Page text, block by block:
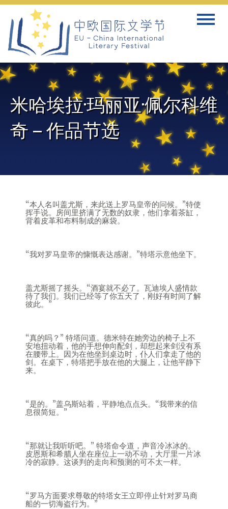
Skip
content
Toggle
米哈埃拉·玛丽亚·佩尔科维
奇 – 作品节选
“本人名叫盖尤斯，来此送上罗马皇帝的问候。”特使
挥手说。房间里挤满了无数的奴隶，他们拿着茶缸，
背着皮革和布料制成的麻袋。
“我对罗马皇帝的慷慨表达感谢。”特塔示意他坐下。
盖尤斯摇了摇头。“酒宴就不必了。瓦迪埃人盛情款
待了我们。我们已经等了你五天了，刚好有时间了解
彼此。”
“真的吗？” 特塔问道。德米特在她旁边的椅子上不
安地扭动着，他的手想伸向配剑，却想起来剑没有系
在腰带上。因为在他坐到桌边时，仆人们拿走了他的
剑。在桌下，特塔把手放在他的大腿上，让他平静下
来。
“是的。”盖乌斯站着，平静地点点头。“我带来的信
息很简短。”
“那就让我听听吧。” 特塔命令道，声音冷冰冰的。
皮恩斯和希腊人坐在座位上一动不动，大厅里一片冰
冷的寂静。这谈判的走向和预测的可不太一样。
“罗马方面要求尊敬的特塔女王立即停止针对罗马商
船的一切海盗行为。”